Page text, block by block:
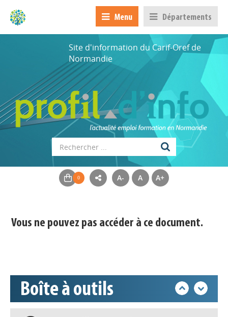
Menu Départements
Site d'information du Carif-Oref de
Normandie
A- A A+
Vous ne pouvez pas accéder à ce document.
Boîte à outils
Appels à projets
Déposer une actu !
Base documentaire